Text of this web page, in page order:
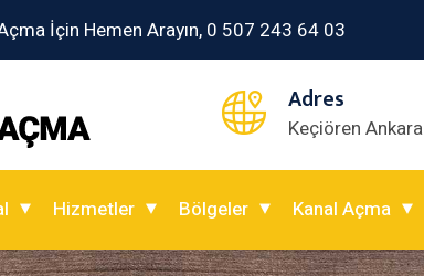
İçin Hemen Arayın, 0 507 243 64 03
Adres
Keçiören Ankara
Hizmetler Bölgeler Kanal Açma